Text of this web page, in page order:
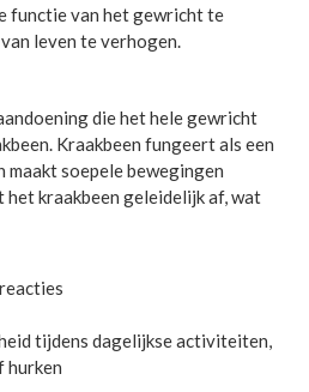
functie van het gewricht te
leven te verhogen.
die het hele gewricht
Kraakbeen fungeert als een
maakt soepele bewegingen
kraakbeen geleidelijk af, wat
tijdens dagelijkse activiteiten,
hurken